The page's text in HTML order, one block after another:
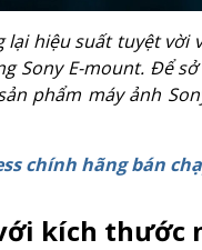
lại hiệu suất tuyệt vời
Sony E-mount. Để
phẩm máy ảnh
chính hãng bán
kích thước